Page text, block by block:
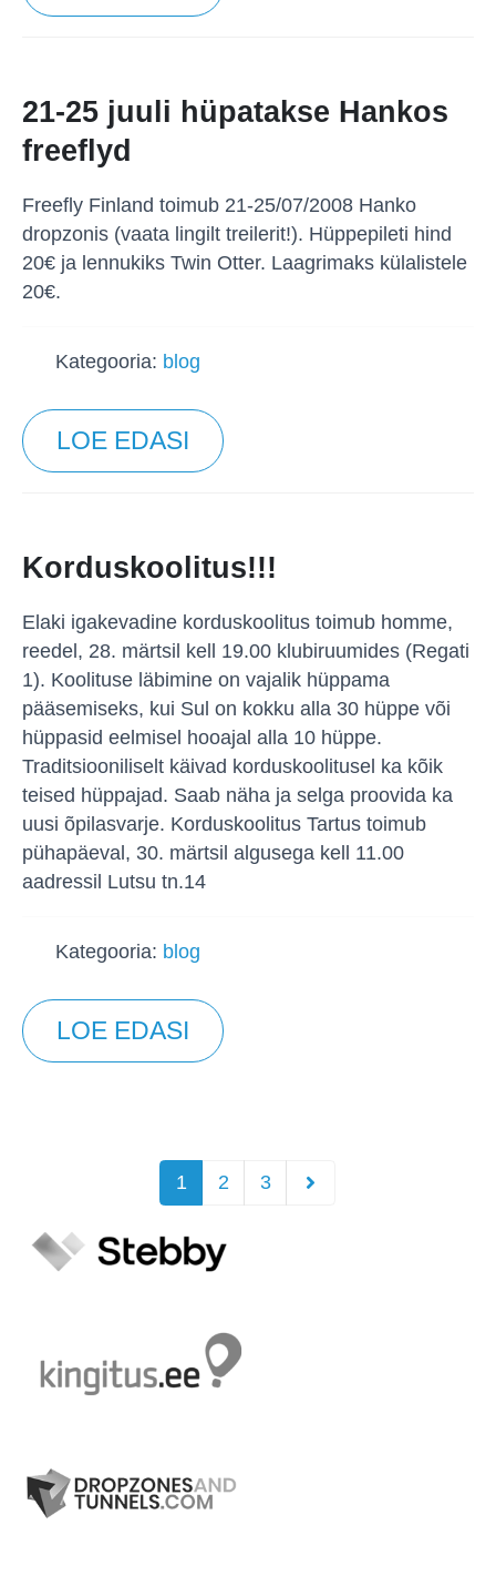
21-25 juuli hüpatakse Hankos
freeflyd
Freefly Finland toimub 21-25/07/2008 Hanko
dropzonis (vaata lingilt treilerit!). Hüppepileti hind
20€ ja lennukiks Twin Otter. Laagrimaks külalistele
20€.
Kategooria: blog
LOE EDASI
Korduskoolitus!!!
Elaki igakevadine korduskoolitus toimub homme,
reedel, 28. märtsil kell 19.00 klubiruumides (Regati
1). Koolituse läbimine on vajalik hüppama
pääsemiseks, kui Sul on kokku alla 30 hüppe või
hüppasid eelmisel hooajal alla 10 hüppe.
Traditsiooniliselt käivad korduskoolitusel ka kõik
teised hüppajad. Saab näha ja selga proovida ka
uusi õpilasvarje. Korduskoolitus Tartus toimub
pühapäeval, 30. märtsil algusega kell 11.00
aadressil Lutsu tn.14
Kategooria: blog
LOE EDASI
1 2 3